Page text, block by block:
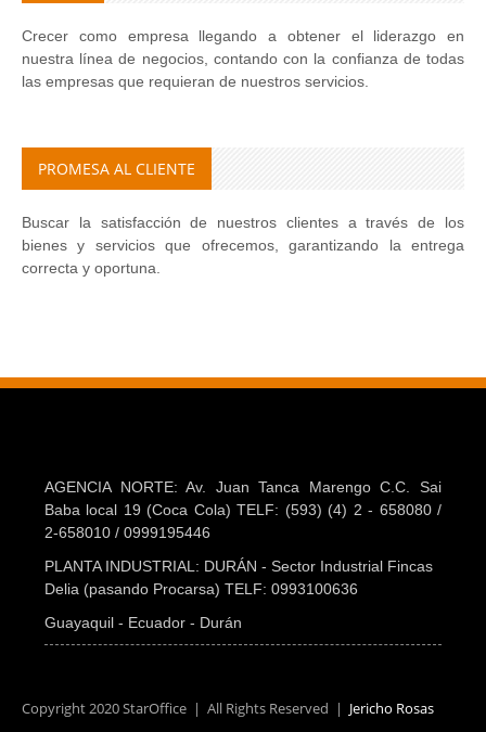
Crecer como empresa llegando a obtener el liderazgo en
nuestra línea de negocios, contando con la confianza de todas
las empresas que requieran de nuestros servicios.
PROMESA AL CLIENTE
Buscar la satisfacción de nuestros clientes a través de los
bienes y servicios que ofrecemos, garantizando la entrega
correcta y oportuna.
AGENCIA NORTE: Av. Juan Tanca Marengo C.C. Sai
Baba local 19 (Coca Cola) TELF: (593) (4) 2 - 658080 /
2-658010 / 0999195446
PLANTA INDUSTRIAL: DURÁN - Sector Industrial Fincas
Delia (pasando Procarsa) TELF: 0993100636
Guayaquil - Ecuador - Durán
Copyright 2020 StarOffice | All Rights Reserved | Jericho Rosas